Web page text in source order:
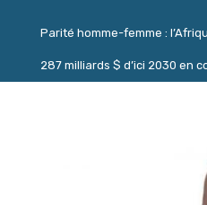
Parité homme-femme :
287 milliards $ d’ici 2030 en